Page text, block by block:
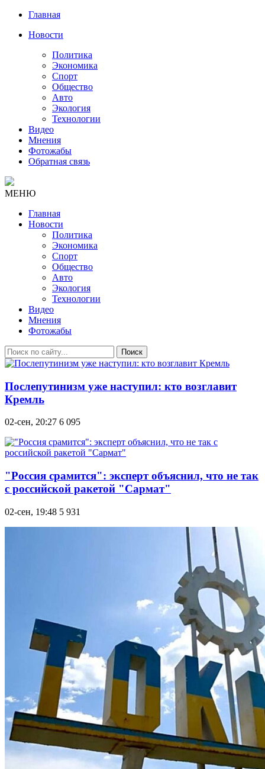
Главная
Новости
Политика
Экономика
Спорт
Общество
Авто
Экология
Технологии
Видео
Мнения
Фотожабы
Обратная связь
МЕНЮ
Главная
Новости
Политика
Экономика
Спорт
Общество
Авто
Экология
Технологии
Видео
Мнения
Фотожабы
Поиск
Послепутинизм уже наступил: кто возглавит
Кремль
02-сен, 20:27 6 095
"Россия срамится": эксперт объяснил, что не так
с российской ракетой "Сармат"
02-сен, 19:48 5 931